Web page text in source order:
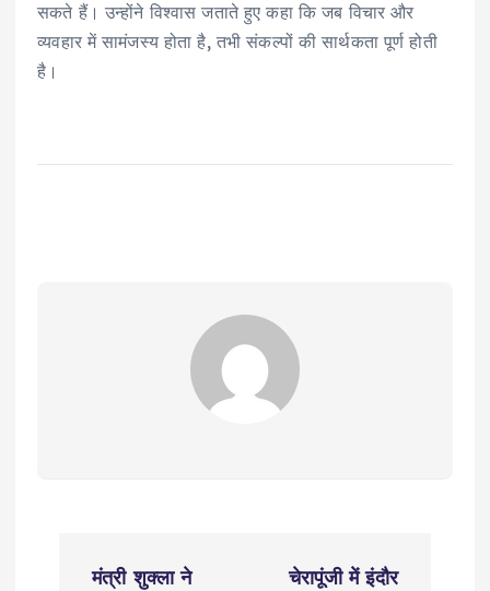
सकते हैं। उन्होंने विश्वास जताते हुए कहा कि जब विचार और
व्यवहार में सामंजस्य होता है, तभी संकल्पों की सार्थकता पूर्ण होती
है।
मंत्री शुक्ला ने
चेरापूंजी में इंदौर